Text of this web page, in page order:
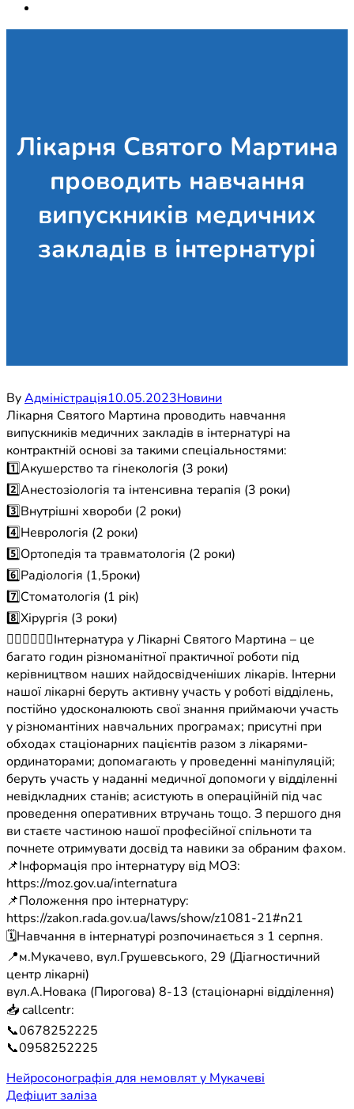
Лікарня Святого Мартина
проводить навчання
випускників медичних
закладів в інтернатурі
ByАдміністрація10.05.2023Новини
Лікарня Святого Мартина проводить навчання
випускників медичних закладів в інтернатурі на
контрактній основі за такими спеціальностями:
1️⃣Акушерство та гінекологія (3 роки)
2️⃣Анестозіологія та інтенсивна терапія (3 роки)
3️⃣Внутрішні хвороби (2 роки)
4️⃣Неврологія (2 роки)
5️⃣Ортопедія та травматологія (2 роки)
6️⃣Радіологія (1,5роки)
7️⃣Стоматологія (1 рік)
8️⃣Хірургія (3 роки)
🧑🏻‍⚕️👩🏻‍⚕️Інтернатура у Лікарні Святого Мартина – це
багато годин різноманітної практичної роботи під
керівництвом наших найдосвідченіших лікарів. Інтерни
нашої лікарні беруть активну участь у роботі відділень,
постійно удосконалюють свої знання приймаючи участь
у різномантіних навчальних програмах; присутні при
обходах стаціонарних пацієнтів разом з лікарями-
ординаторами; допомагають у проведенні маніпуляцій;
беруть участь у наданні медичної допомоги у відділенні
невідкладних станів; асистують в операційній під час
проведення оперативних втручань тощо. З першого дня
ви стаєте частиною нашої професійної спільноти та
почнете отримувати досвід та навики за обраним фахом.
📌Інформація про інтернатуру від МОЗ:
https://moz.gov.ua/internatura
📌Положення про інтернатуру:
https://zakon.rada.gov.ua/laws/show/z1081-21#n21
🗓Навчання в інтернатурі розпочинається з 1 серпня.
📍м.Мукачево, вул.Грушевського, 29 (Діагностичний
центр лікарні)
вул.А.Новака (Пирогова) 8-13 (стаціонарні відділення)
📥 callcentr:
📞0678252225
📞0958252225
Навігація
Нейросонографія для немовлят у Мукачеві
Дефіцит заліза